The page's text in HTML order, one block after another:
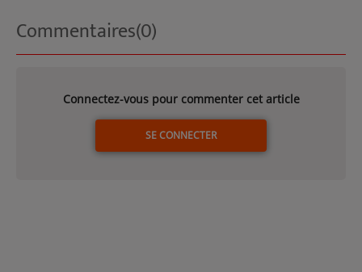
Commentaires(0)
Connectez-vous pour commenter cet article
SE CONNECTER